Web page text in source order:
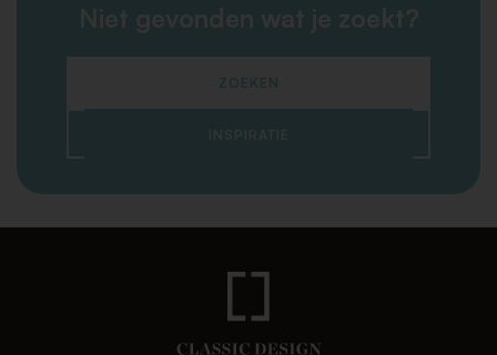
Niet gevonden wat je zoekt?
ZOEKEN
INSPIRATIE